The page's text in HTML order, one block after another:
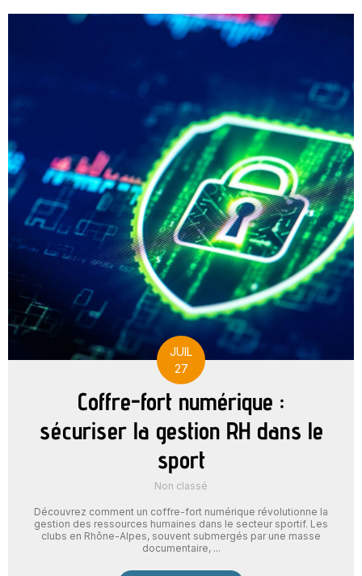
JUIL
27
Coffre-fort numérique :
sécuriser la gestion RH dans le
sport
Non classé
Découvrez comment un coffre-fort numérique révolutionne la
gestion des ressources humaines dans le secteur sportif. Les
clubs en Rhône-Alpes, souvent submergés par une masse
documentaire, ...